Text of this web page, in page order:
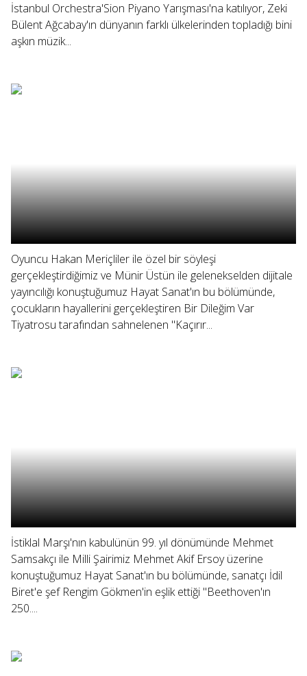
İstanbul Orchestra'Sion Piyano Yarışması'na katılıyor, Zeki
Bülent Ağcabay'ın dünyanın farklı ülkelerinden topladığı bini
aşkın müzik...
Oyuncu Hakan Meriçliler ile özel bir söyleşi
gerçekleştirdiğimiz ve Münir Üstün ile gelenekselden dijitale
yayıncılığı konuştuğumuz Hayat Sanat'ın bu bölümünde,
çocukların hayallerini gerçekleştiren Bir Dileğim Var
Tiyatrosu tarafından sahnelenen "Kaçırır...
İstiklal Marşı'nın kabulünün 99. yıl dönümünde Mehmet
Samsakçı ile Milli Şairimiz Mehmet Akif Ersoy üzerine
konuştuğumuz Hayat Sanat'ın bu bölümünde, sanatçı İdil
Biret'e şef Rengim Gökmen'in eşlik ettiği "Beethoven'ın
250....